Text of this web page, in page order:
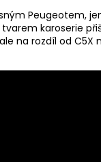
Peugeotem,
karoserie
na rozdíl od C5X